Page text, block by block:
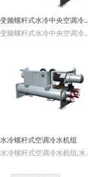
富 A级资
北京地区
保养 运
技术可靠
变频螺杆式水
变频螺杆式水冷中央空调冷水机组,空调维保,空调维保公司,中央空调维保,中央空调维保公司,变频螺杆式冷水机组,变频螺杆水冷空调机组,变频螺杆空调机组,螺杆中央空调机组,螺杆空调机组,水冷螺杆式空调冷水机组,水冷螺杆式冷水机组,螺杆式空调冷水机
水冷螺杆式空调冷水机组
水冷螺杆式空调冷水机组,水冷螺杆式冷水机组,螺杆式空调冷水机组,水冷螺杆冷水机组,水冷螺杆空调机组,